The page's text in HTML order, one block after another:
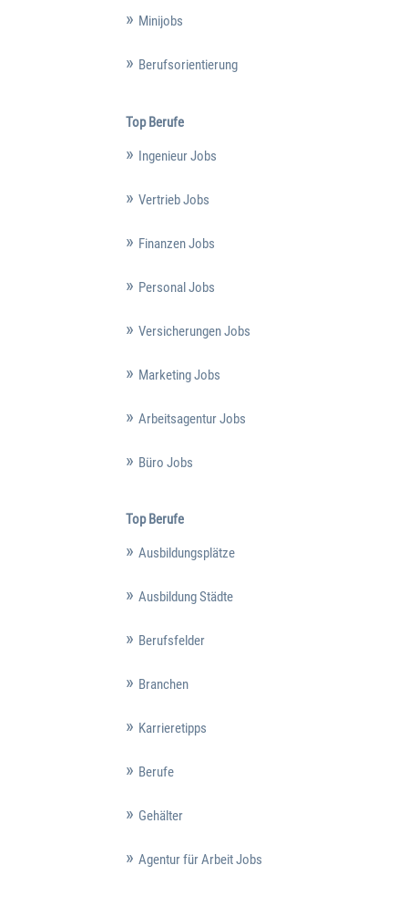
Minijobs
Berufsorientierung
Top Berufe
Ingenieur Jobs
Vertrieb Jobs
Finanzen Jobs
Personal Jobs
Versicherungen Jobs
Marketing Jobs
Arbeitsagentur Jobs
Büro Jobs
Top Berufe
Ausbildungsplätze
Ausbildung Städte
Berufsfelder
Branchen
Karrieretipps
Berufe
Gehälter
Agentur für Arbeit Jobs